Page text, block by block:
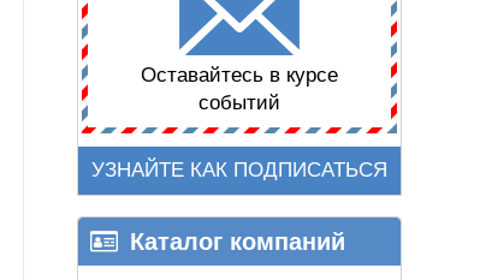
Оставайтесь в курсе
событий
УЗНАЙТЕ КАК ПОДПИСАТЬСЯ
Каталог компаний